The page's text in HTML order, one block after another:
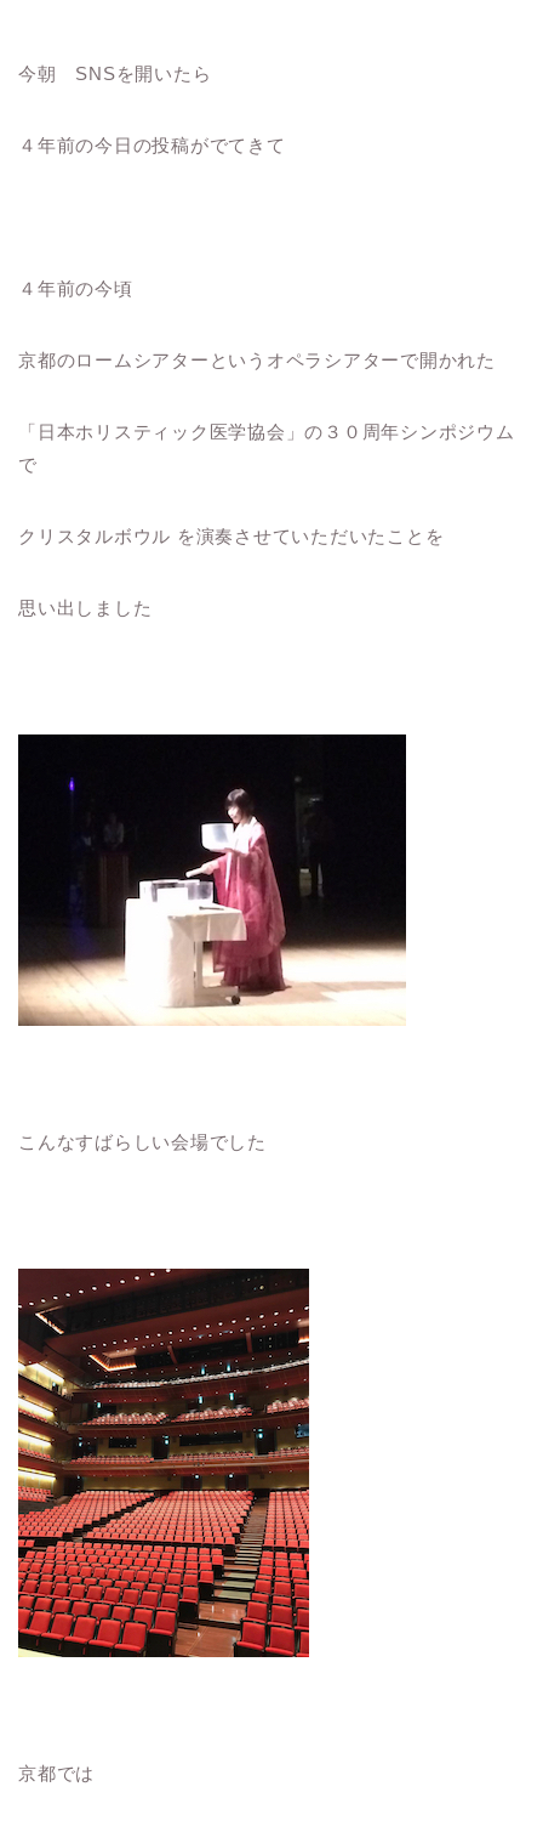
今朝 SNSを開いたら
４年前の今日の投稿がでてきて
４年前の今頃
京都のロームシアターというオペラシアターで開かれた
「日本ホリスティック医学協会」の３０周年シンポジウム
で
クリスタルボウル を演奏させていただいたことを
思い出しました
こんなすばらしい会場でした
京都では